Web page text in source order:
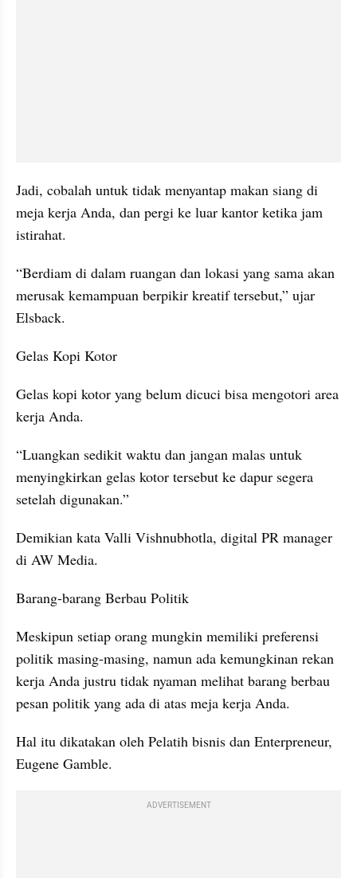
Jadi, cobalah untuk tidak menyantap makan siang di
meja kerja Anda, dan pergi ke luar kantor ketika jam
istirahat.
“Berdiam di dalam ruangan dan lokasi yang sama akan
merusak kemampuan berpikir kreatif tersebut,” ujar
Elsback.
Gelas Kopi Kotor
Gelas kopi kotor yang belum dicuci bisa mengotori area
kerja Anda.
“Luangkan sedikit waktu dan jangan malas untuk
menyingkirkan gelas kotor tersebut ke dapur segera
setelah digunakan.”
Demikian kata Valli Vishnubhotla, digital PR manager
di AW Media.
Barang-barang Berbau Politik
Meskipun setiap orang mungkin memiliki preferensi
politik masing-masing, namun ada kemungkinan rekan
kerja Anda justru tidak nyaman melihat barang berbau
pesan politik yang ada di atas meja kerja Anda.
Hal itu dikatakan oleh Pelatih bisnis dan Enterpreneur,
Eugene Gamble.
ADVERTISEMENT